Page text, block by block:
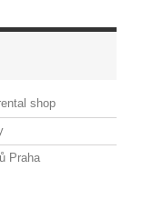
shop
Praha